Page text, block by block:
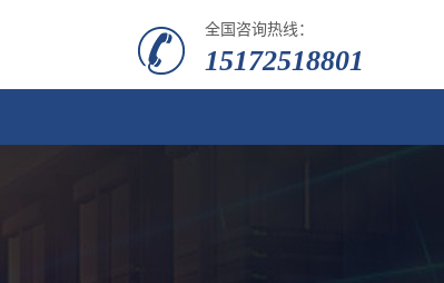
全国咨询热线：
15172518801